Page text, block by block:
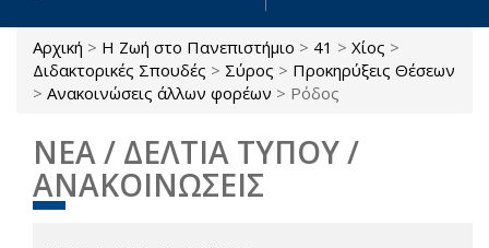
Είστε εδώ
Αρχική > Η Ζωή στο Πανεπιστήμιο > 41 > Χίος >
Διδακτορικές Σπουδές > Σύρος > Προκηρύξεις Θέσεων
> Ανακοινώσεις άλλων φορέων > Ρόδος
ΝΕΑ / ΔΕΛΤΙΑ ΤΥΠΟΥ /
ΑΝΑΚΟΙΝΩΣΕΙΣ